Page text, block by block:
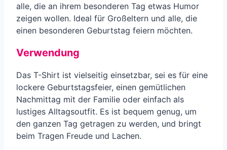
alle, die an ihrem besonderen Tag etwas Humor
zeigen wollen. Ideal für Großeltern und alle, die
einen besonderen Geburtstag feiern möchten.
Verwendung
Das T-Shirt ist vielseitig einsetzbar, sei es für eine
lockere Geburtstagsfeier, einen gemütlichen
Nachmittag mit der Familie oder einfach als
lustiges Alltagsoutfit. Es ist bequem genug, um
den ganzen Tag getragen zu werden, und bringt
beim Tragen Freude und Lachen.